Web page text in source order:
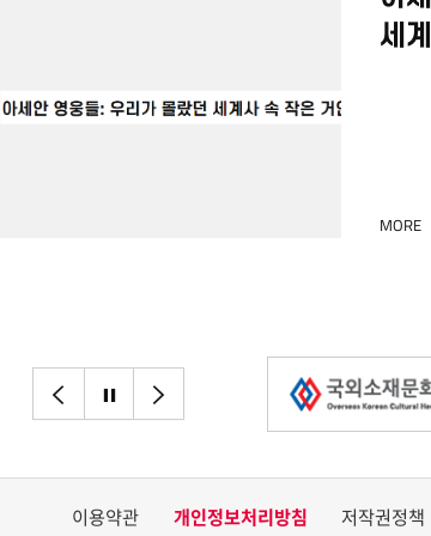
세
MORE
이전으로정지
이용약관 개인정보처리방침 저작권정책